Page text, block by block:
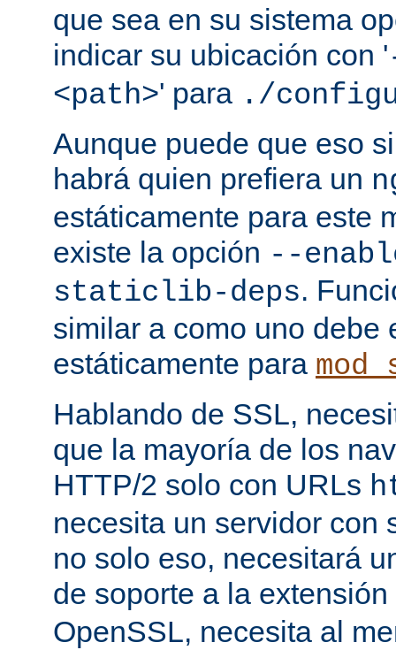
que sea en su sistema
indicar su ubicación con '
<path>' para ./
Aunque puede que eso
habrá quien prefiera un
estáticamente para este
existe la opción --
staticlib-deps.
similar a como uno debe
estáticamente para
Hablando de SSL,
que la mayoría de los
HTTP/2 solo con URLs
necesita un servidor con
no solo eso, necesitará
de soporte a la extensión
OpenSSL, necesita al